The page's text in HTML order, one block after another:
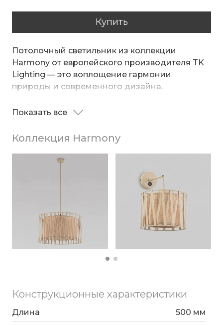
Купить
Потолочный светильник из коллекции
Harmony от европейского производителя TK
Lighting — это воплощение гармонии
природы и современного дизайна.
материала Juta, создаёт тёплое и уютное
пространство мягким, рассеянным светом.
Особый шарм модели придаёт изящный
декоративный элемент из металла. Его
строгий геометрический узор эффектно
контрастирует с локаничными линиями
плафона, превращая светильник в настоящий
арт-объект.
Светильник со сменной лампой с цоколем E27
обеспечит качественное освещение на
Показать все
Коллекция Harmony
Конструкционные характеристики
Длина
500 мм